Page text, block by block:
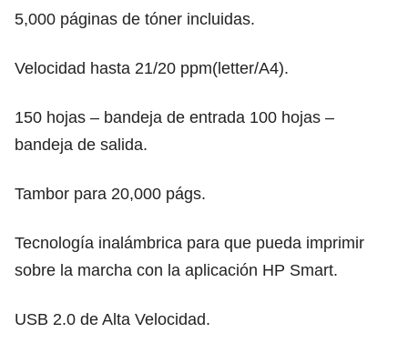
5,000 páginas de tóner incluidas.
Velocidad hasta 21/20 ppm(letter/A4).
150 hojas – bandeja de entrada 100 hojas –
bandeja de salida.
Tambor para 20,000 págs.
Tecnología inalámbrica para que pueda imprimir
sobre la marcha con la aplicación HP Smart.
USB 2.0 de Alta Velocidad.